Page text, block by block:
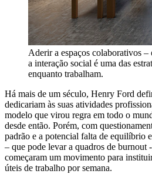
Aderir a espaços colaborativos
a interação social é uma das
enquanto trabalham.
Há mais de um século, Henry Ford
dedicariam às suas atividades
modelo que virou regra em todo o
desde então. Porém, com
padrão e a potencial falta de equilíbrio
– que pode levar a quadros de burnout
começaram um movimento para
úteis de trabalho por semana.